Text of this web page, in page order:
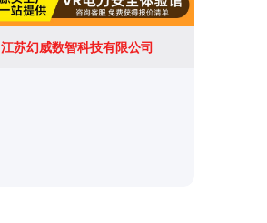
江苏幻威数智科技有限公司